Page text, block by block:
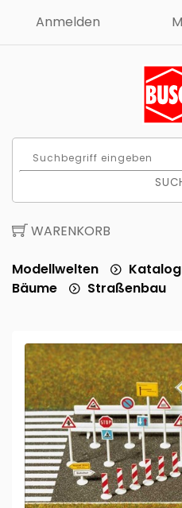
Anmelden
WARENKORB
Modellwelten Katalog
Bäume
Straßenbau